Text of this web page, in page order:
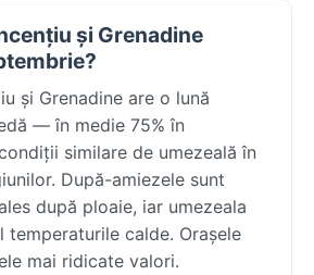
și Grenadine
și Grenadine are o lună
— în medie 75% în
similare de umezeală în
După-amiezele sunt
după ploaie, iar umezeala
calde. Orașele
mai ridicate valori.